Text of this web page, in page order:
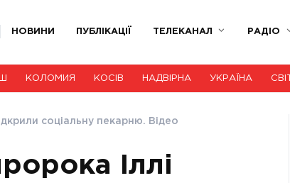
НОВИНИ ПУБЛІКАЦІЇ ТЕЛЕКАНАЛ РАДІО
КОЛОМИЯ КОСІВ НАДВІРНА УКРАЇНА СВІТ
соціальну пекарню. Відео
Іллі